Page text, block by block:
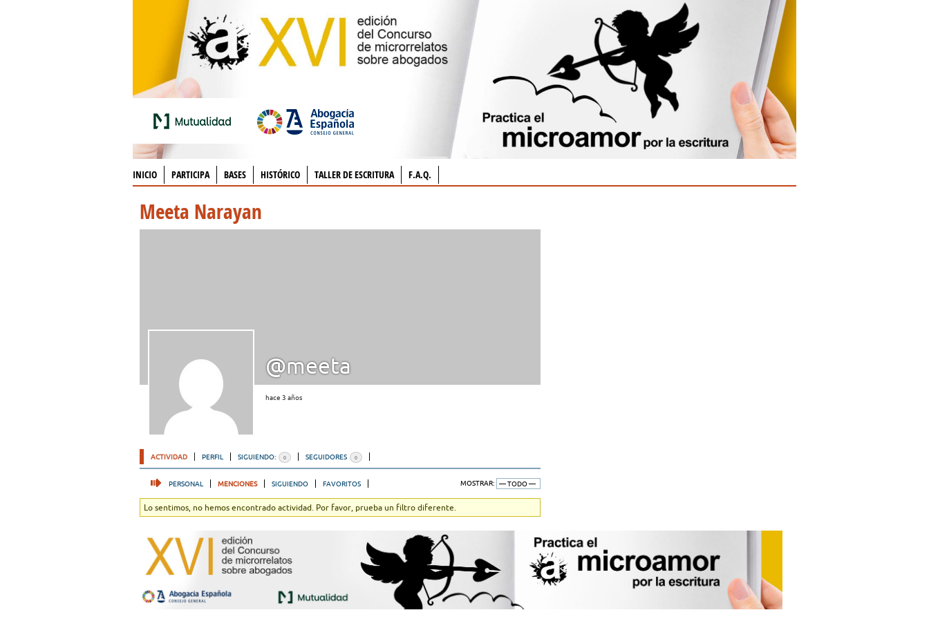
INICIO PARTICIPA BASES HISTÓRICO TALLER DE ESCRITURA F.A.Q.
Meeta Narayan
@meeta
hace 3 años
ACTIVIDAD PERFIL SIGUIENDO: 0 SEGUIDORES 0
PERSONAL MENCIONES SIGUIENDO FAVORITOS MOSTRAR:
Lo sentimos, no hemos encontrado actividad. Por favor, prueba un filtro diferente.